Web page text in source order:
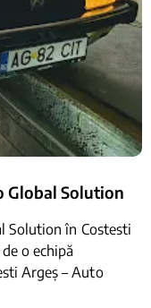
Global Solution
Solution în Costesti
o echipă
Argeș – Auto